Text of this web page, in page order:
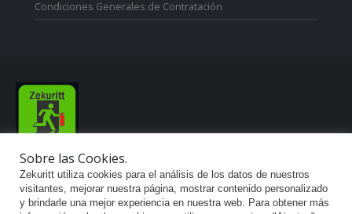
Política de cookies
Zekuritt TM; Copyright 2021. Derechos Reservados.
Sobre las Cookies.
Zekuritt utiliza cookies para el análisis de los datos de nuestros
visitantes, mejorar nuestra página, mostrar contenido personalizado
y brindarle una mejor experiencia en nuestra web. Para obtener más